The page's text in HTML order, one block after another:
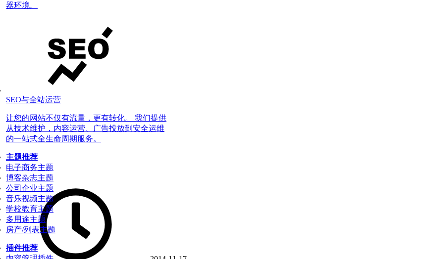
器环境。
SEO与全站运营
让您的网站不仅有流量，更有转化。 我们提供
从技术维护，内容运营、广告投放到安全运维
的一站式全生命周期服务。
主题推荐
电子商务主题
博客杂志主题
公司企业主题
音乐视频主题
学校教育主题
多用途主题
房产/列表主题
插件推荐